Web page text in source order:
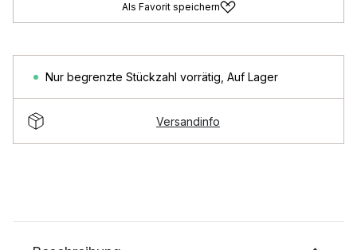
Als Favorit speichern
Nur begrenzte Stückzahl vorrätig Auf Lager
Versandinfo